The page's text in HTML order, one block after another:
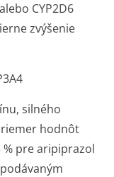
CYP2D6
zvýšenie
silného
hodnôt
% pre aripiprazol